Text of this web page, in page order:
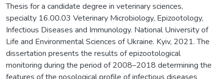
Thesis for a candidate degree in veterinary sciences,
specialty 16.00.03 Veterinary Microbiology, Epizootology,
Infectious Diseases and Immunology. National University of
Life and Environmental Sciences of Ukraine. Kyiv, 2021. The
dissertation presents the results of epizootological
monitoring during the period of 2008–2018 determining the